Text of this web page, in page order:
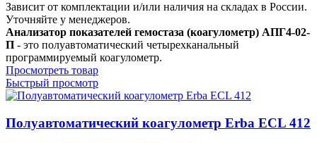
Зависит от комплектации и/или наличия на складах в России.
Уточняйте у менеджеров.
Анализатор показателей гемостаза (коагулометр) АПГ4-02-
П - это полуавтоматический четырехканальный
программируемый коагулометр.
Просмотреть товар
Быстрый просмотр
Полуавтоматический коагулометр Erba ECL 412